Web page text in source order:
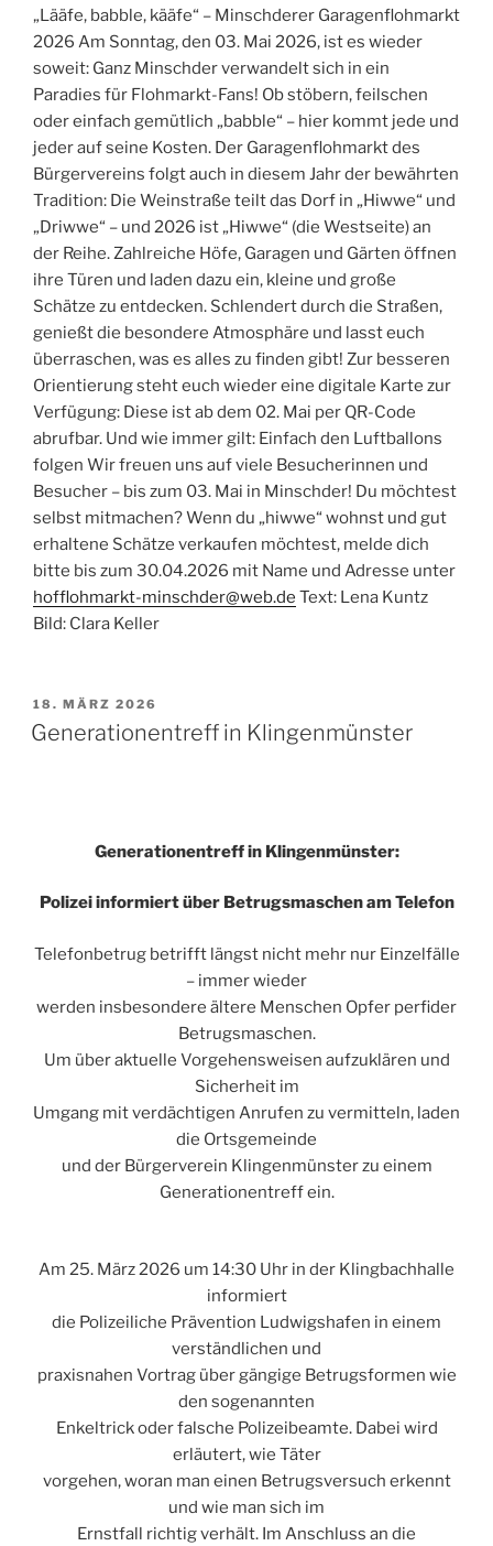
„Lääfe, babble, kääfe“ – Minschderer Garagenflohmarkt
2026 Am Sonntag, den 03. Mai 2026, ist es wieder
soweit: Ganz Minschder verwandelt sich in ein
Paradies für Flohmarkt-Fans! Ob stöbern, feilschen
oder einfach gemütlich „babble“ – hier kommt jede und
jeder auf seine Kosten. Der Garagenflohmarkt des
Bürgervereins folgt auch in diesem Jahr der bewährten
Tradition: Die Weinstraße teilt das Dorf in „Hiwwe“ und
„Driwwe“ – und 2026 ist „Hiwwe“ (die Westseite) an
der Reihe. Zahlreiche Höfe, Garagen und Gärten öffnen
ihre Türen und laden dazu ein, kleine und große
Schätze zu entdecken. Schlendert durch die Straßen,
genießt die besondere Atmosphäre und lasst euch
überraschen, was es alles zu finden gibt! Zur besseren
Orientierung steht euch wieder eine digitale Karte zur
Verfügung: Diese ist ab dem 02. Mai per QR-Code
abrufbar. Und wie immer gilt: Einfach den Luftballons
folgen Wir freuen uns auf viele Besucherinnen und
Besucher – bis zum 03. Mai in Minschder! Du möchtest
selbst mitmachen? Wenn du „hiwwe“ wohnst und gut
erhaltene Schätze verkaufen möchtest, melde dich
bitte bis zum 30.04.2026 mit Name und Adresse unter
hofflohmarkt-minschder@web.de Text: Lena Kuntz
Bild: Clara Keller
VERÖFFENTLICHT
AM
18. MÄRZ 2026
Generationentreff in Klingenmünster
Generationentreff in Klingenmünster:
Polizei informiert über Betrugsmaschen am Telefon
Telefonbetrug betrifft längst nicht mehr nur Einzelfälle
– immer wieder
werden insbesondere ältere Menschen Opfer perfider
Betrugsmaschen.
Um über aktuelle Vorgehensweisen aufzuklären und
Sicherheit im
Umgang mit verdächtigen Anrufen zu vermitteln, laden
die Ortsgemeinde
und der Bürgerverein Klingenmünster zu einem
Generationentreff ein.
Am 25. März 2026 um 14:30 Uhr in der Klingbachhalle
informiert
die Polizeiliche Prävention Ludwigshafen in einem
verständlichen und
praxisnahen Vortrag über gängige Betrugsformen wie
den sogenannten
Enkeltrick oder falsche Polizeibeamte. Dabei wird
erläutert, wie Täter
vorgehen, woran man einen Betrugsversuch erkennt
und wie man sich im
Ernstfall richtig verhält. Im Anschluss an die